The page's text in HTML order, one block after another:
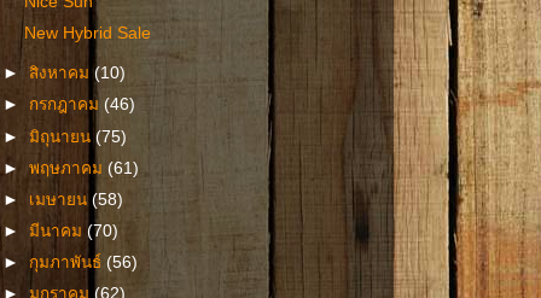
New Hybrid Sale
►สิงหาคม(10)
► กรกฎาคม(46)
►มิถุนายน(75)
►พฤษภาคม (61)
► เมษายน(58)
►มีนาคม (70)
► กุมภาพันธ์(56)
►มกราคม(62)